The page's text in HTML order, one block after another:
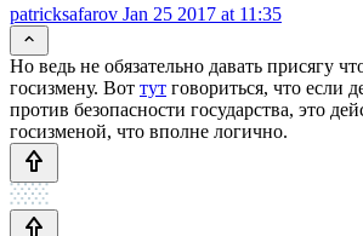
patricksafarov Jan 25 2017 at 11:35
Но ведь не обязательно давать присягу
госизмену. Вот тут говориться, что если
против безопасности государства, это
госизменой, что вполне логично.